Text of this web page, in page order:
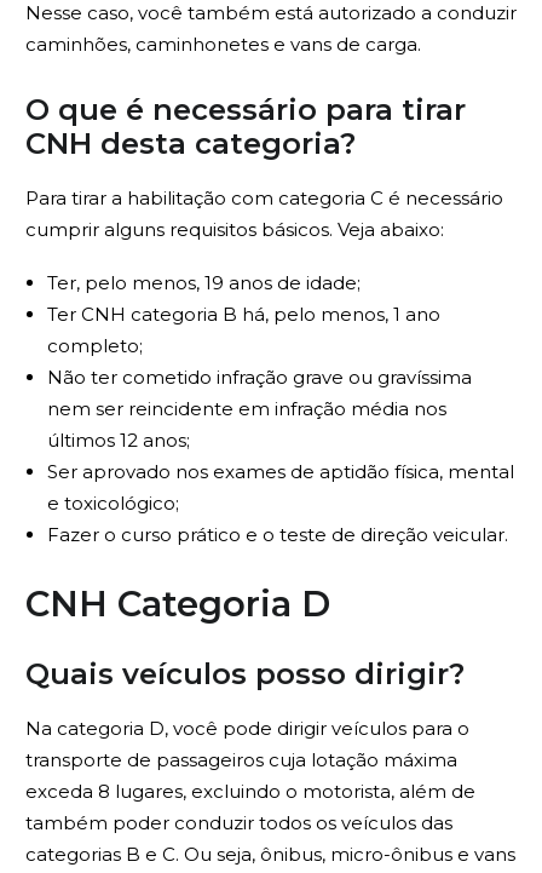
Nesse caso, você também está autorizado a conduzir
caminhões, caminhonetes e vans de carga.
O que é necessário para tirar
CNH desta categoria?
Para tirar a habilitação com categoria C é necessário
cumprir alguns requisitos básicos. Veja abaixo:
Ter, pelo menos, 19 anos de idade;
Ter CNH categoria B há, pelo menos, 1 ano
completo;
Não ter cometido infração grave ou gravíssima
nem ser reincidente em infração média nos
últimos 12 anos;
Ser aprovado nos exames de aptidão física, mental
e toxicológico;
Fazer o curso prático e o teste de direção veicular.
CNH Categoria D
Quais veículos posso dirigir?
Na categoria D, você pode dirigir veículos para o
transporte de passageiros cuja lotação máxima
exceda 8 lugares, excluindo o motorista, além de
também poder conduzir todos os veículos das
categorias B e C. Ou seja, ônibus, micro-ônibus e vans